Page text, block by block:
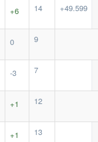
+6 14 +49.599
0 9
-3 7
+1 12
+1 13